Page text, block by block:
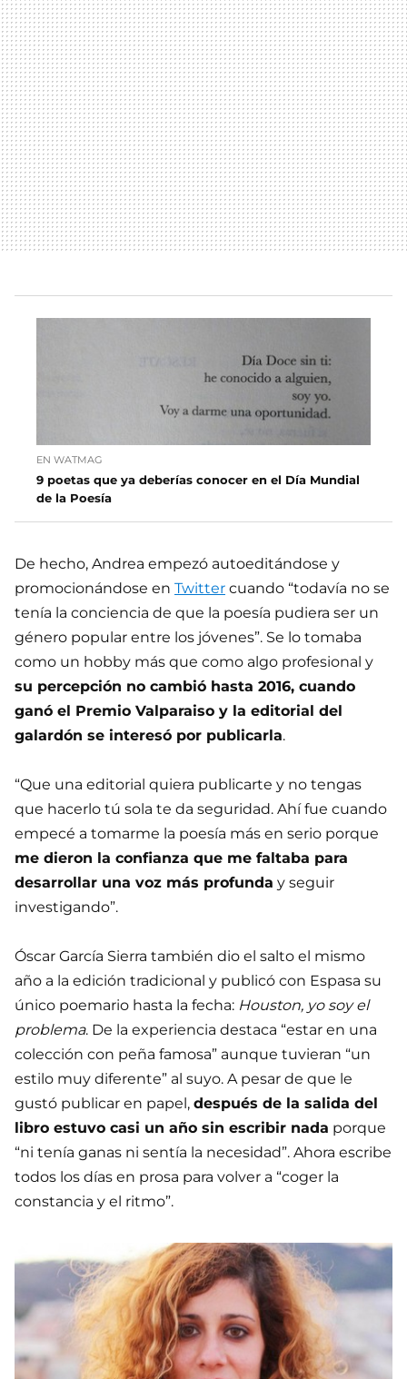
EN WATMAG
9 poetas que ya deberías conocer en el Día Mundial
de la Poesía
De hecho, Andrea empezó autoeditándose y
promocionándose en Twitter cuando “todavía no se
tenía la conciencia de que la poesía pudiera ser un
género popular entre los jóvenes”. Se lo tomaba
como un hobby más que como algo profesional y
su percepción no cambió hasta 2016, cuando
ganó el Premio Valparaiso y la editorial del
galardón se interesó por publicarla.
“Que una editorial quiera publicarte y no tengas
que hacerlo tú sola te da seguridad. Ahí fue cuando
empecé a tomarme la poesía más en serio porque
me dieron la confianza que me faltaba para
desarrollar una voz más profunda y seguir
investigando”.
Óscar García Sierra también dio el salto el mismo
año a la edición tradicional y publicó con Espasa su
único poemario hasta la fecha: Houston, yo soy el
problema. De la experiencia destaca “estar en una
colección con peña famosa” aunque tuvieran “un
estilo muy diferente” al suyo. A pesar de que le
gustó publicar en papel, después de la salida del
libro estuvo casi un año sin escribir nada porque
“ni tenía ganas ni sentía la necesidad”. Ahora escribe
todos los días en prosa para volver a “coger la
constancia y el ritmo”.